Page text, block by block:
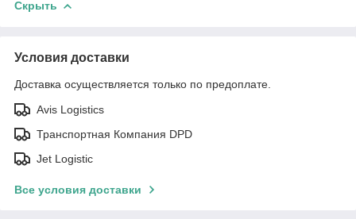
Скрыть
Условия доставки
Доставка осуществляется только по предоплате.
Avis Logistics
Транспортная Компания DPD
Jet Logistic
Все условия доставки